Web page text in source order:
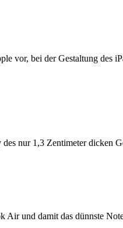
vor, bei der Gestaltung des
nur 1,3 Zentimeter dicken
Air und damit das dünnste